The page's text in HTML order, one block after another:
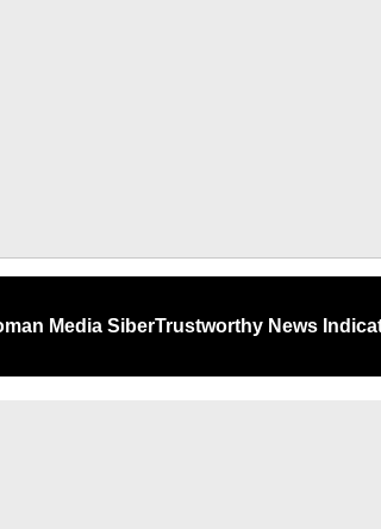
Media SiberTrustworthy News